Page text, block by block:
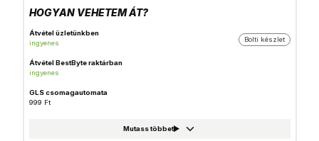
HOGYAN VEHETEM ÁT?
Átvétel üzletünkben
ingyenes
Bolti készlet
Átvétel BestByte raktárban
ingyenes
GLS csomagautomata
999 Ft